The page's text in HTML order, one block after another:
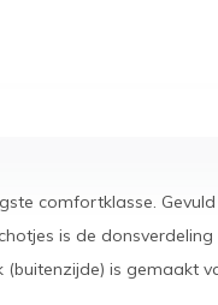
comfortklasse.
is de
is gemaakt